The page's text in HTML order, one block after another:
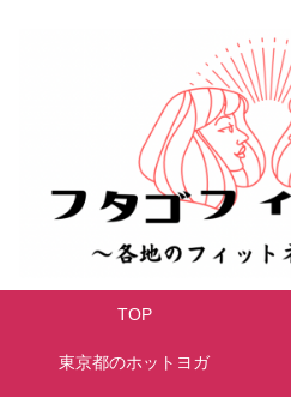
TOP
東京都のホットヨガ